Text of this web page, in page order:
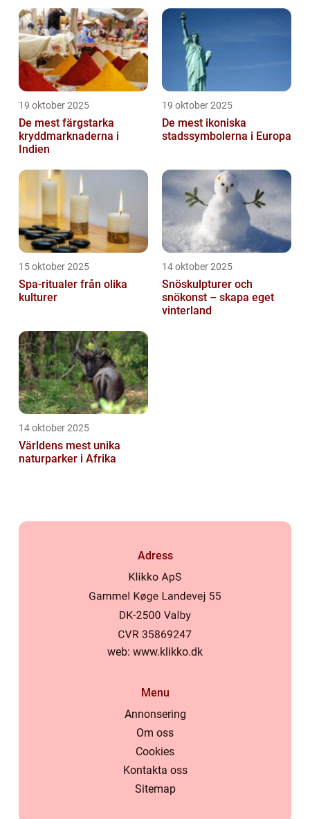
19 oktober 2025
De mest färgstarka
kryddmarknaderna i
Indien
19 oktober 2025
De mest ikoniska
stadssymbolerna i Europa
15 oktober 2025
Spa-ritualer från olika
kulturer
14 oktober 2025
Snöskulpturer och
snökonst – skapa eget
vinterland
14 oktober 2025
Världens mest unika
naturparker i Afrika
Adress
web: www.klikko.dk
Menu
Annonsering
Om oss
Cookies
Kontakta oss
Sitemap